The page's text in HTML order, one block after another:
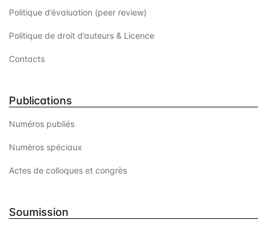
Politique d’évaluation (peer review)
Politique de droit d’auteurs & Licence
Contacts
Publications
Numéros publiés
Numéros spéciaux
Actes de colloques et congrès
Soumission